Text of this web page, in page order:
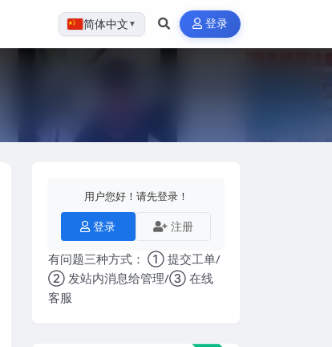
简体中文 ▼ 登录
用户您好！请先登录！
登录 注册
有问题三种方式： ① 提交工单/
② 发站内消息给管理/③ 在线
客服